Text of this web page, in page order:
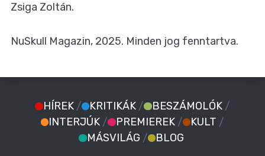
Zsiga Zoltán.
NuSkull Magazin, 2025. Minden jog fenntartva.
HÍREK / KRITIKÁK / BESZÁMOLÓK /
INTERJÚK / PREMIEREK / KULT /
MÁSVILÁG / BLOG